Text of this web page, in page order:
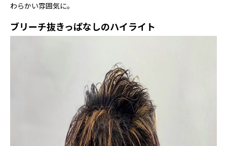
わらかい雰囲気に。
ブリーチ抜きっぱなしのハイライト